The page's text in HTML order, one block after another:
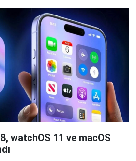
watchOS 11 ve macOS